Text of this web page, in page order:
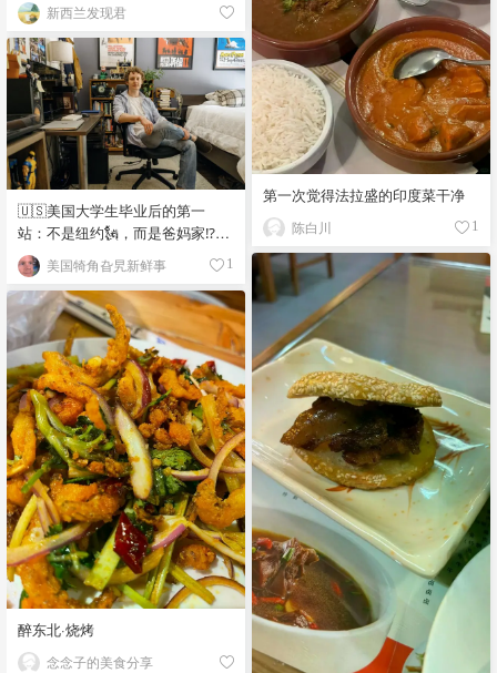
新西兰发现君
第一次觉得法拉盛的印度菜干净
陈白川 1
🇺🇸美国大学生毕业后的第一
站：不是纽约🗽，而是爸妈家⁉️😂
🏠
美国犄角旮旯新鲜事 1
醉东北·烧烤
念念子的美食分享